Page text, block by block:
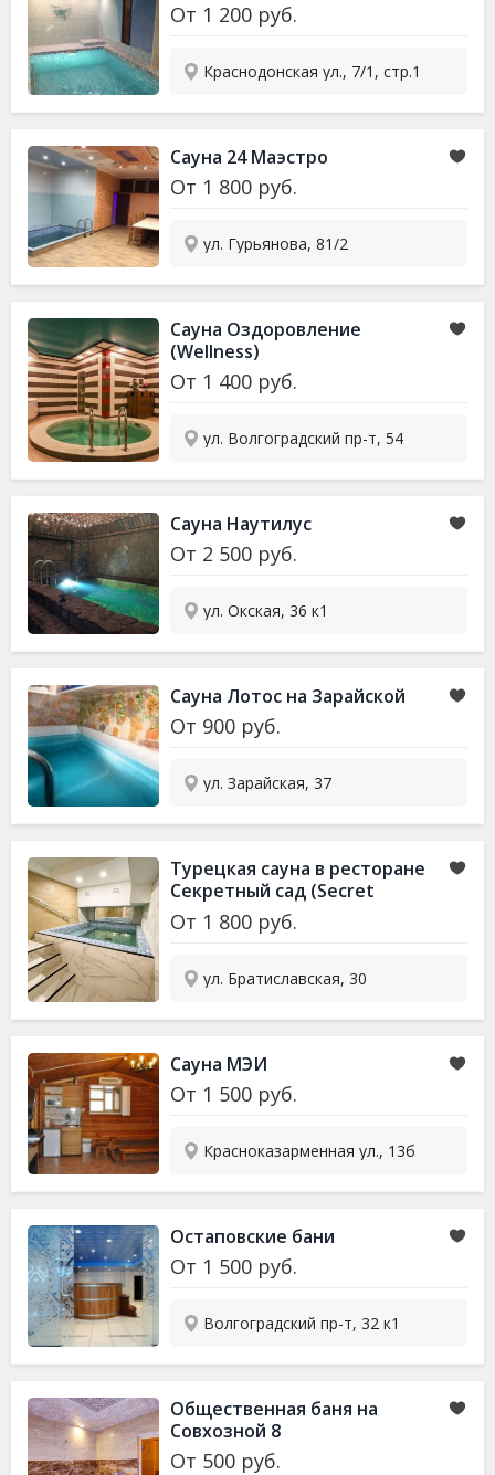
От 1 200 руб.
Краснодонская ул., 7/1, стр.1
Сауна 24 Маэстро
От 1 800 руб.
ул. Гурьянова, 81/2
Сауна Оздоровление
(Wellness)
От 1 400 руб.
ул. Волгоградский пр-т, 54
Сауна Наутилус
От 2 500 руб.
ул. Окская, 36 к1
Сауна Лотос на Зарайской
От 900 руб.
ул. Зарайская, 37
Турецкая сауна в ресторане
Секретный сад (Secret
Garden)
От 1 800 руб.
ул. Братиславская, 30
Сауна МЭИ
От 1 500 руб.
Красноказарменная ул., 13б
Остаповские бани
От 1 500 руб.
Волгоградский пр-т, 32 к1
Общественная баня на
Совхозной 8
От 500 руб.